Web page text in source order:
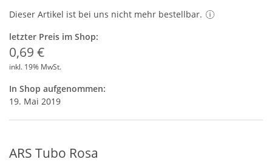
Dieser Artikel ist bei uns nicht mehr bestellbar.
letzter Preis im Shop:
0,69 €
inkl. 19% MwSt.
In Shop aufgenommen:
19. Mai 2019
ARS Tubo Rosa